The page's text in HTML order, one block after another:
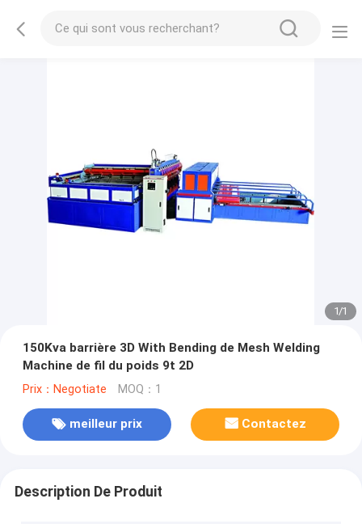
1/1
150Kva barrière 3D With Bending de Mesh Welding
Machine de fil du poids 9t 2D
Prix：Negotiate MOQ：1
meilleur prix Contactez
Description De Produit